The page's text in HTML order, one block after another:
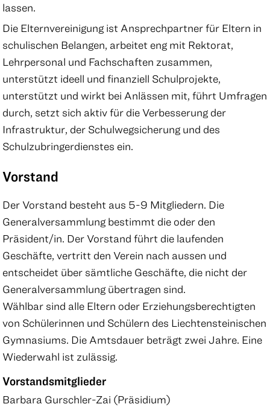
lassen.
Die Elternvereinigung ist Ansprechpartner für Eltern in
schulischen Belangen, arbeitet eng mit Rektorat,
Lehrpersonal und Fachschaften zusammen,
unterstützt ideell und finanziell Schulprojekte,
unterstützt und wirkt bei Anlässen mit, führt Umfragen
durch, setzt sich aktiv für die Verbesserung der
Infrastruktur, der Schulwegsicherung und des
Schulzubringerdienstes ein.
Vorstand
Der Vorstand besteht aus 5-9 Mitgliedern. Die
Generalversammlung bestimmt die oder den
Präsident/in. Der Vorstand führt die laufenden
Geschäfte, vertritt den Verein nach aussen und
entscheidet über sämtliche Geschäfte, die nicht der
Generalversammlung übertragen sind.
Wählbar sind alle Eltern oder Erziehungsberechtigten
von Schülerinnen und Schülern des Liechtensteinischen
Gymnasiums. Die Amtsdauer beträgt zwei Jahre. Eine
Wiederwahl ist zulässig.
Vorstandsmitglieder
Barbara Gurschler-Zai (Präsidium)